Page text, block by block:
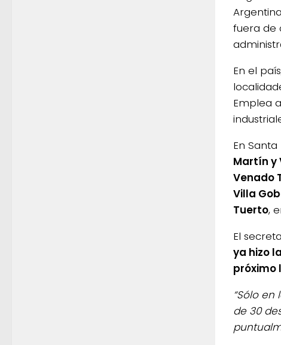
fuera de
En el
Emplea
En
Martín y
Venado
Villa
Tuerto,
El
ya hizo
próximo
“Sólo
de 30